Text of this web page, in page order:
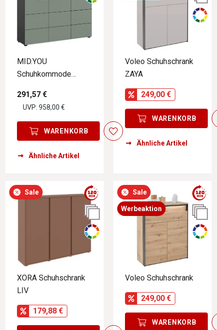
MID.YOU
Schuhkommode
291,57 €
UVP: 958,00 €
WARENKORB
Ähnliche Artikel
Voleo Schuhschrank
ZAYA
249,00 €
WARENKORB
Ähnliche Artikel
Sale
XORA Schuhschrank
LIV
179,88 €
Sale
Werbeaktion
Voleo Schuhschrank
249,00 €
WARENKORB